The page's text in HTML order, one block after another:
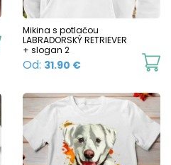
be
chosen
Mikina s potlačou
LABRADORSKÝ RETRIEVER
+ slogan 2
Od: 31.90 €